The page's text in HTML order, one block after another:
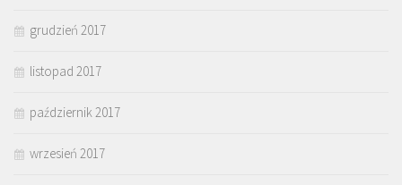
grudzień 2017
listopad 2017
październik 2017
wrzesień 2017